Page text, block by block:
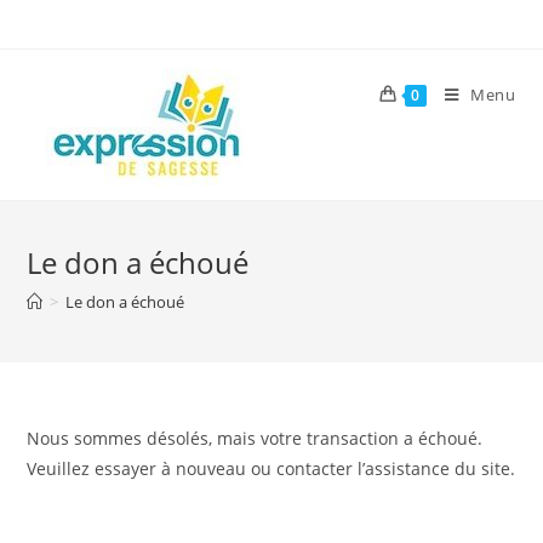
0 Menu
Le don a échoué
> Le don a échoué
Nous sommes désolés, mais votre transaction a échoué.
Veuillez essayer à nouveau ou contacter l’assistance du site.